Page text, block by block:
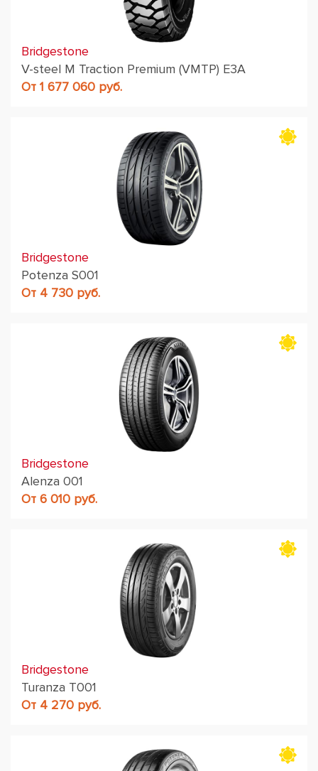
Bridgestone
V-steel M Traction Premium (VMTP) E3A
От 1 677 060 руб.
Bridgestone
Potenza S001
От 4 730 руб.
Bridgestone
Alenza 001
От 6 010 руб.
Bridgestone
Turanza T001
От 4 270 руб.